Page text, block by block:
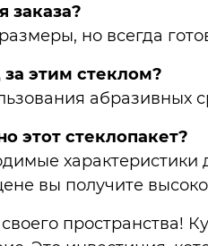
заказа?
но всегда
этим стеклом?
абразивных
этот стеклопакет?
вы получите
пространства!